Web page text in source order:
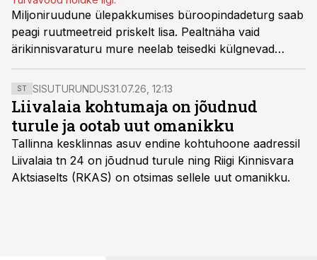
Miljoniruudune ülepakkumises büroopindadeturg saab
peagi ruutmeetreid priskelt lisa. Pealtnäha vaid
ärikinnisvaraturu mure neelab teisedki külgnevad
sektorid. Eesti kinnisvaraturg ühes eluasemetega
siseneb seniolematusse pöörisesse. Unelmmõtlemine
enam ei päästa. Vaata, kelle õuele tuleb õnn.
ST SISUTURUNDUS31.07.26, 12:13
Liivalaia kohtumaja on jõudnud
turule ja ootab uut omanikku
Tallinna kesklinnas asuv endine kohtuhoone aadressil
Liivalaia tn 24 on jõudnud turule ning Riigi Kinnisvara
Aktsiaselts (RKAS) on otsimas sellele uut omanikku.